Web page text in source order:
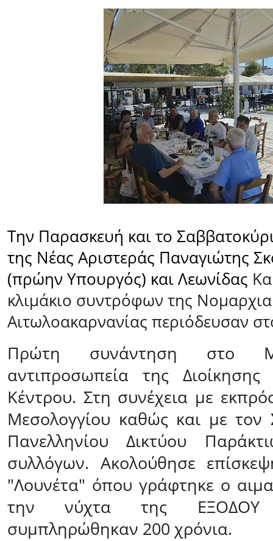
Την Παρασκευή και το
της Νέας Αριστεράς Παναγιώτης
(πρώην Υπουργός) και Λεωνίδας
κλιμάκιο συντρόφων της
Αιτωλοακαρνανίας περιόδευσαν
Πρώτη συνάντηση στο
αντιπροσωπεία της Διοίκησης
Κέντρου. Στη συνέχεια με
Μεσολογγίου καθώς και με τον
Πανελληνίου Δικτύου
συλλόγων. Ακολούθησε
"Λουνέτα" όπου γράφτηκε ο
την νύχτα της
συμπληρώθηκαν 200 χρόνια.